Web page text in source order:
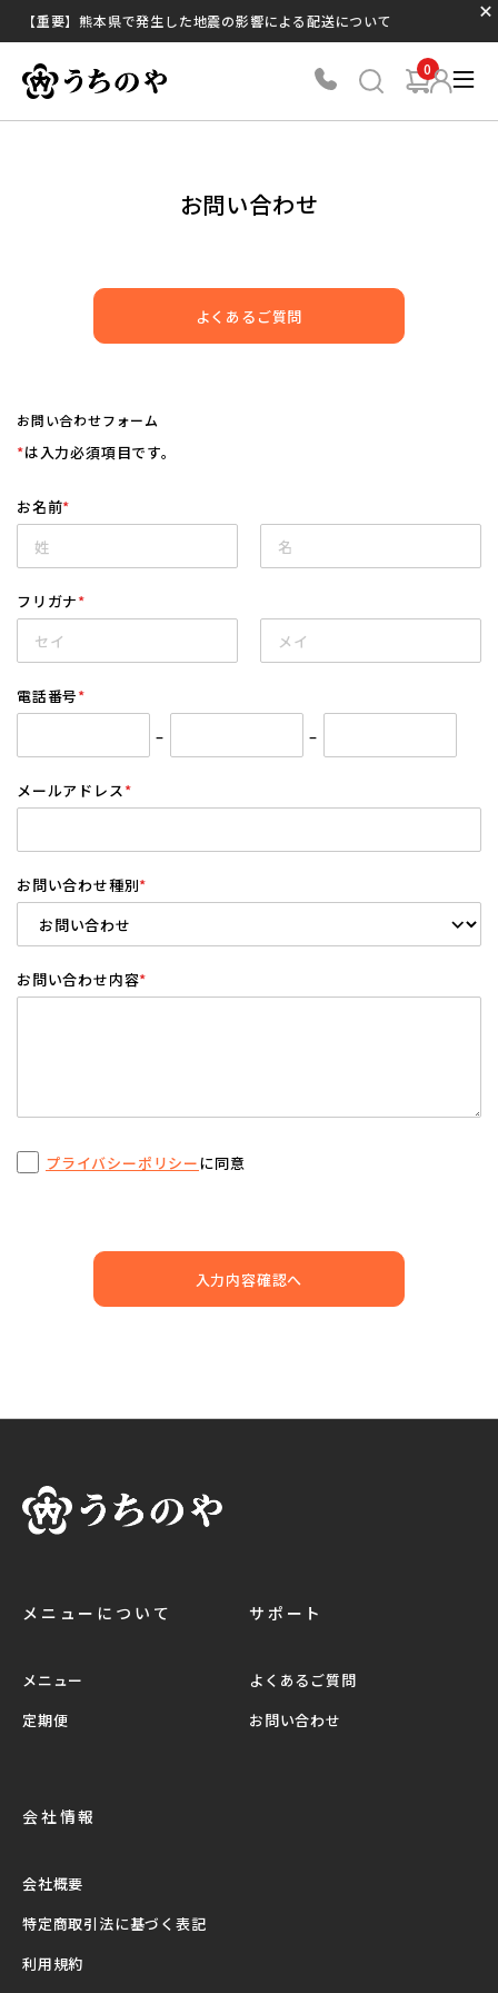
【重要】熊本県で発生した地震の影響による配送について
0
お問い合わせ
よくあるご質問
お問い合わせフォーム
*は入力必須項目です。
お名前*
フリガナ*
電話番号*
–
–
メールアドレス*
お問い合わせ種別*
お問い合わせ内容*
プライバシーポリシーに同意
入力内容確認へ
メニューについて
メニュー
定期便
サポート
よくあるご質問
お問い合わせ
会社情報
会社概要
特定商取引法に基づく表記
利用規約